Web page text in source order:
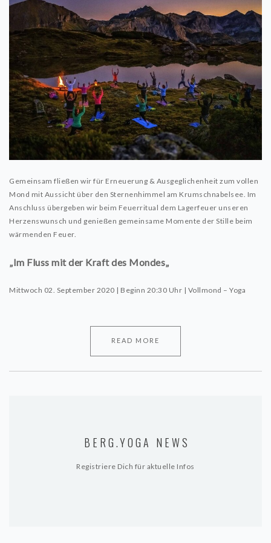
Gemeinsam fließen wir für Erneuerung & Ausgeglichenheit zum vollen
Mond mit Aussicht über den Sternenhimmel am Krumschnabelsee. Im
Anschluss übergeben wir beim Feuerritual dem Lagerfeuer unseren
Herzenswunsch und genießen gemeinsame Momente der Stille beim
wärmenden Feuer.
„Im Fluss mit der Kraft des Mondes„
Mittwoch 02. September 2020 | Beginn 20:30 Uhr | Vollmond – Yoga
READ MORE
BERG.YOGA NEWS
Registriere Dich für aktuelle Infos